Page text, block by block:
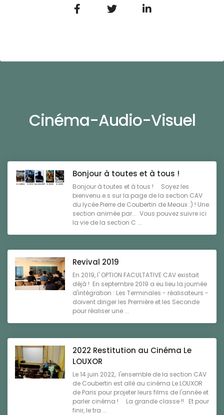
Cinéma-Audio-Visuel
Bonjour à toutes et à tous !
Bonjour à toutes et à tous ! Soyez les
bienvenu.e.s sur la page de la section CAV
du lycée Pierre de Coubertin de Meaux :) ! Une
section animée par... Vous pouvez suivre ici
la vie de la section C ...
Revival 2019
En 2019, l' OPTION FACULTATIVE CAV existait
déjà ! En septembre 2019 a eu lieu la journée
d'intégration : Les Terminales - réalisateurs -
doivent diriger les Première et les Seconde
pour réaliser une ...
2022 Restitution au Cinéma Le
LOUXOR
Le 14 juin 2022, l'ensemble de la section CAV
de Coubertin est allé au cinéma Le LOUXOR
de Paris pour projeter leurs films de l'année et
parler cinéma ! La grande classe !! Et pour
finir, le tra ...